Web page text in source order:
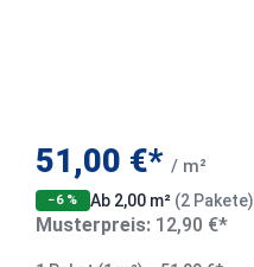
51,00 €* / m²
−6 % Ab 2,00 m² (2 Pakete)
Musterpreis: 12,90 €*